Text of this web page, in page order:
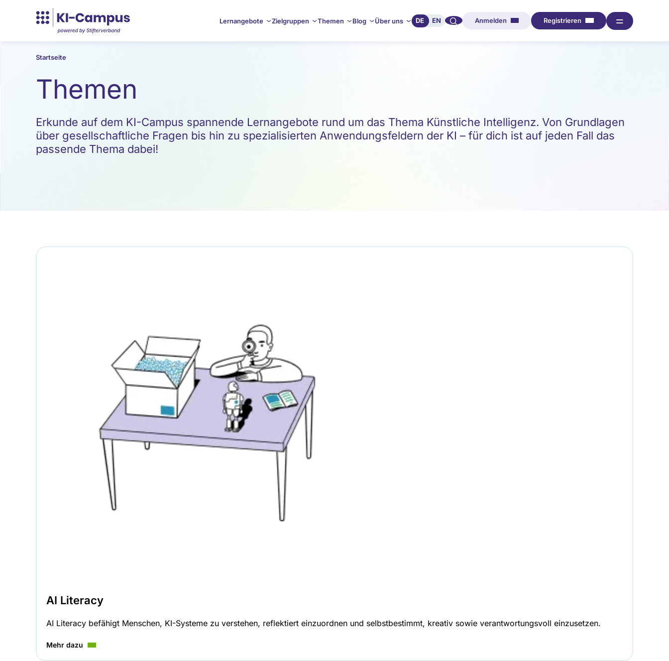
Lernangebote Zielgruppen Themen Blog Über uns DE EN 🔍︎︎ Anmelden Registrieren ═
Startseite
Themen
Erkunde auf dem KI-Campus spannende Lernangebote rund um das Thema Künstliche Intelligenz. Von Grundlagen
über gesellschaftliche Fragen bis hin zu spezialisierten Anwendungsfeldern der KI – für dich ist auf jeden Fall das
passende Thema dabei!
AI Literacy
AI Literacy befähigt Menschen, KI-Systeme zu verstehen, reflektiert einzuordnen und selbstbestimmt, kreativ sowie verantwortungsvoll einzusetzen.
Mehr dazu